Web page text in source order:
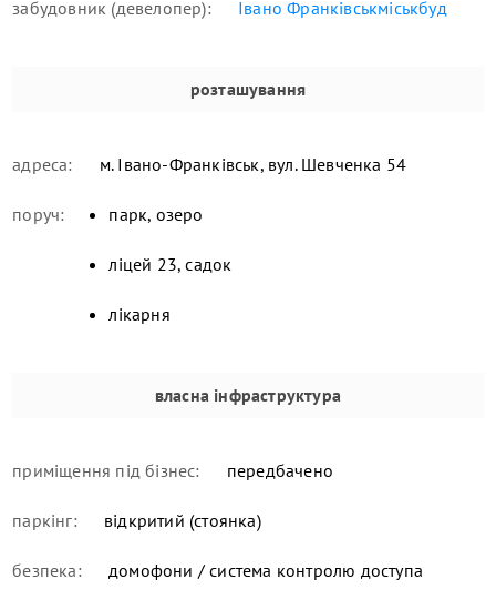
забудовник (девелопер): Івано Франківськміськбуд
розташування
адреса: м. Івано-Франківськ, вул. Шевченка 54
поруч: парк, озеро
ліцей 23, садок
лікарня
власна інфраструктура
приміщення під бізнес: передбачено
паркінг: відкритий (стоянка)
безпека: домофони / система контролю доступа